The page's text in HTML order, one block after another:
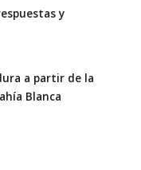
y
a partir de la
Blanca